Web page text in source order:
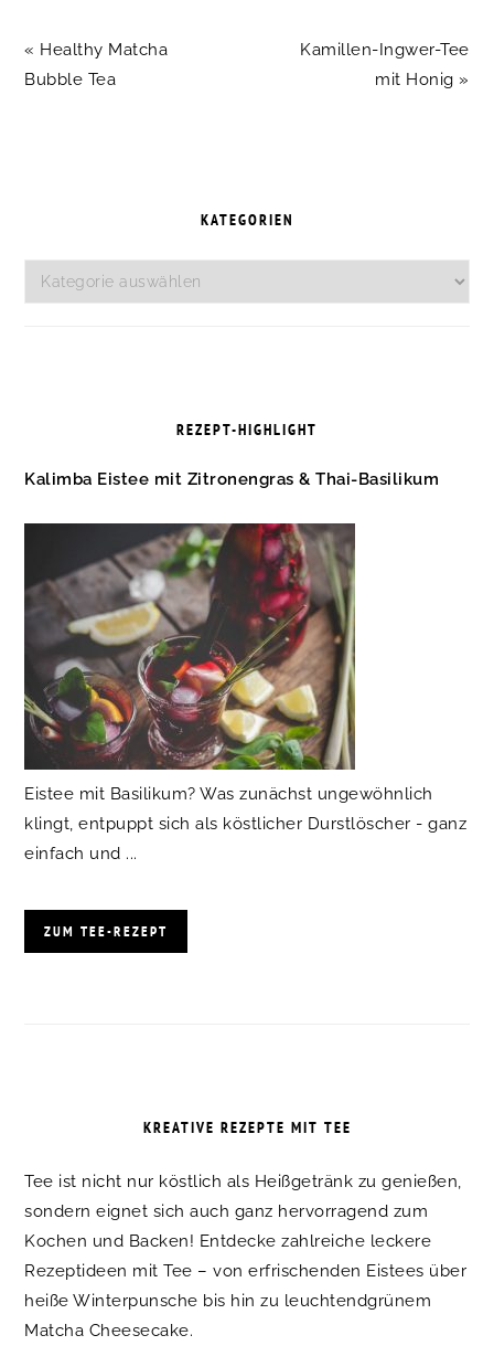
Vorheriger
Beitrag:
« Healthy Matcha
Bubble Tea
Nächster
Kamillen-Ingwer-Tee
mit Honig »
KATEGORIEN
Kategorien
REZEPT-HIGHLIGHT
Kalimba Eistee mit Zitronengras & Thai-Basilikum
Eistee mit Basilikum? Was zunächst ungewöhnlich
klingt, entpuppt sich als köstlicher Durstlöscher - ganz
einfach und ...
ZUM TEE-REZEPT
KREATIVE REZEPTE MIT TEE
Tee ist nicht nur köstlich als Heißgetränk zu genießen,
sondern eignet sich auch ganz hervorragend zum
Kochen und Backen! Entdecke zahlreiche leckere
Rezeptideen mit Tee – von erfrischenden Eistees über
heiße Winterpunsche bis hin zu leuchtendgrünem
Matcha Cheesecake.